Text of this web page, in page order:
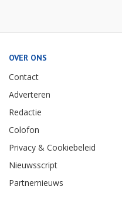
OVER ONS
Contact
Adverteren
Redactie
Colofon
Privacy & Cookiebeleid
Nieuwsscript
Partnernieuws